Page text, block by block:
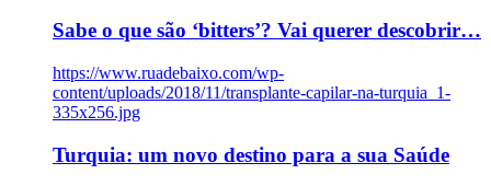
Sabe o que são ‘bitters’? Vai querer descobrir…
https://www.ruadebaixo.com/wp-
content/uploads/2018/11/transplante-capilar-na-turquia_1-
335x256.jpg
Turquia: um novo destino para a sua Saúde